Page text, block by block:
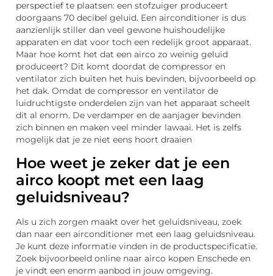
perspectief te plaatsen: een stofzuiger produceert
doorgaans 70 decibel geluid. Een airconditioner is dus
aanzienlijk stiller dan veel gewone huishoudelijke
apparaten en dat voor toch een redelijk groot apparaat.
Maar hoe komt het dat een airco zo weinig geluid
produceert? Dit komt doordat de compressor en
ventilator zich buiten het huis bevinden, bijvoorbeeld op
het dak. Omdat de compressor en ventilator de
luidruchtigste onderdelen zijn van het apparaat scheelt
dit al enorm. De verdamper en de aanjager bevinden
zich binnen en maken veel minder lawaai. Het is zelfs
mogelijk dat je ze niet eens hoort draaien
Hoe weet je zeker dat je een
airco koopt met een laag
geluidsniveau?
Als u zich zorgen maakt over het geluidsniveau, zoek
dan naar een airconditioner met een laag geluidsniveau.
Je kunt deze informatie vinden in de productspecificatie.
Zoek bijvoorbeeld online naar airco kopen Enschede en
je vindt een enorm aanbod in jouw omgeving.